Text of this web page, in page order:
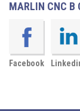
MARLIN CNC
Facebook